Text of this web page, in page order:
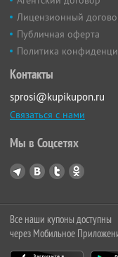
Лицензионный
Публичная оферта
Политика
Контакты
sprosi@kupikupon.ru
Связаться с нами
Мы в Соцсетях
Все наши купоны доступны
через Мобильное